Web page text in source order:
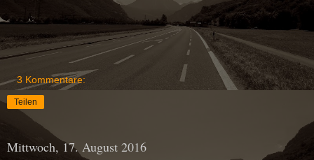
3 Kommentare:
Teilen
Mittwoch, 17. August 2016